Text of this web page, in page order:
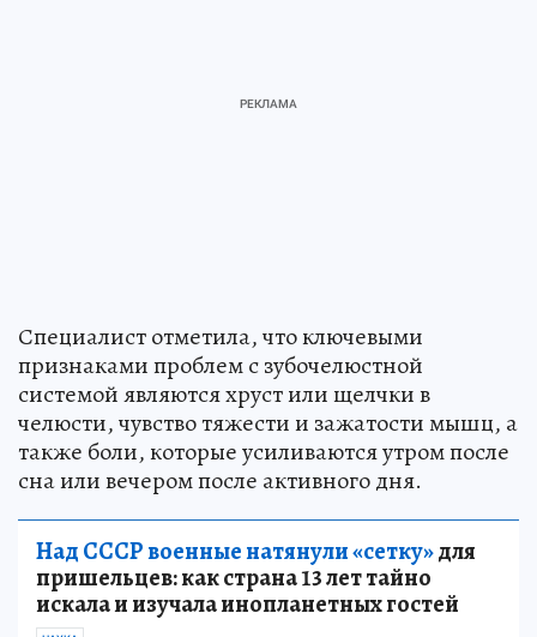
Специалист отметила, что ключевыми
признаками проблем с зубочелюстной
системой являются хруст или щелчки в
челюсти, чувство тяжести и зажатости мышц, а
также боли, которые усиливаются утром после
сна или вечером после активного дня.
Над СССР военные натянули «сетку»для
пришельцев: как страна 13 лет тайно
искала и изучала инопланетных гостей